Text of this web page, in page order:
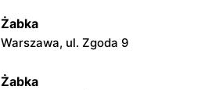
Żabka
Warszawa, ul. Zgoda 9
Żabka